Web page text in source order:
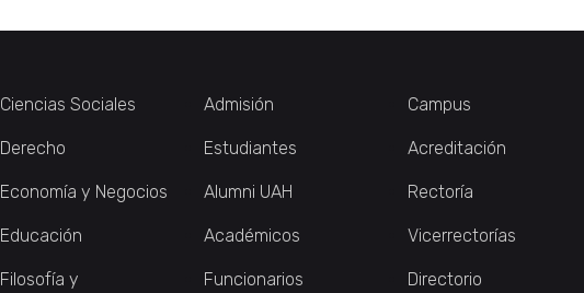
Ciencias Sociales
Derecho
Economía y Negocios
Educación
Filosofía y
Admisión
Estudiantes
Alumni UAH
Académicos
Funcionarios
Campus
Acreditación
Rectoría
Vicerrectorías
Directorio